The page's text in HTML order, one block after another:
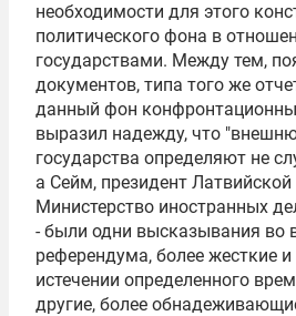
необходимости для этого
политического фона в
государствами. Между тем,
документов, типа того же
данный фон
выразил надежду, что
государства определяют не
а Сейм, президент Латвийской
Министерство иностранных
- были одни высказывания во
референдума, более жесткие
истечении определенного
другие, более